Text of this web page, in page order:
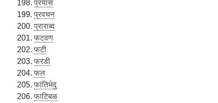
प्रयास
प्रवचन
प्राराब्द
फटवण
फटी
फरडी
फल
फांतिभेदु
फाटिबळ